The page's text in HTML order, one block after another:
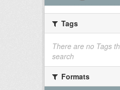
Tags
There are no Tags
search
Formats